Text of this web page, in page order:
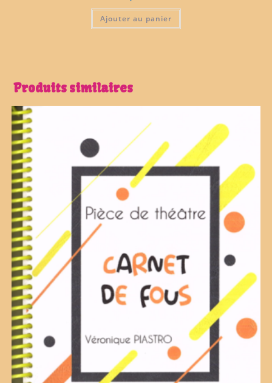
Ajouter au panier
Produits similaires